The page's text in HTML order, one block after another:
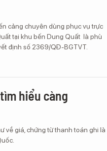
cảng chuyên dùng phục vụ trực
tại khu bến Dung Quất là phù
định số 2369/QĐ-BGTVT.
hiểu càng
về giá, chứng từ thanh toán ghi là